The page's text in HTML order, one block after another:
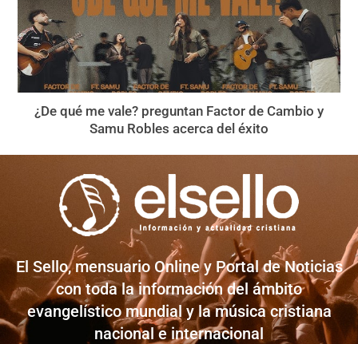
¿De qué me vale? preguntan Factor de Cambio y
Samu Robles acerca del éxito
El Sello, mensuario Online y Portal de Noticias
con toda la información del ámbito
evangelístico mundial y la música cristiana
nacional e internacional